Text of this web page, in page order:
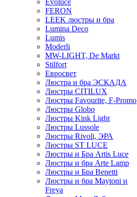
Evoluce
FERON
LEEK люстры и бра
Lumina Deco
Lumis
Moderli
MW-LIGHT, De Markt
Stilfort
Евросвет
Люстра и бра ЭСКАДА
Люстры CITILUX
Люстры Favourite, F-Promo
Люстры Globo
Люстры Kink Light
Люстры Lussole
Люстры Rivoli, ЭРА
Люстры ST LUCE
Люстры и Бра Artis Luce
Люстры и бра Arte Lamp
Люстры и Бра Benetti
Люстры и бра Maytoni и
Freya